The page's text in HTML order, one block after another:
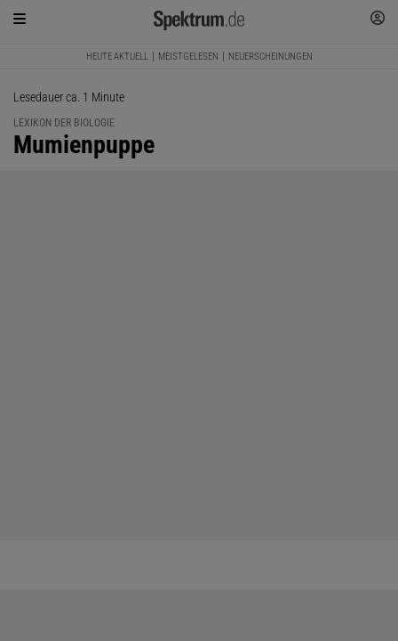
HEUTE AKTUELL MEISTGELESEN NEUERSCHEINUNGEN
Lesedauer ca. 1 Minute
LEXIKON DER BIOLOGIE
:
Mumienpuppe